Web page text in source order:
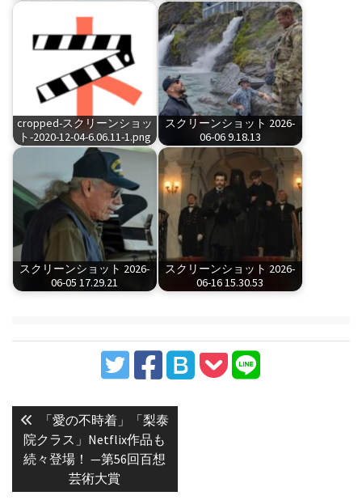
cropped-スクリーンショッ
ト-2020-12-04-6.06.11-1.png
スクリーンショット 2026-
06-06 9.18.13
スクリーンショット 2026-
06-05 17.29.21
スクリーンショット 2026-
06-16 15.30.53
稿
ナ
ビ
Previous
post:
「愛の不時着」「梨泰
院クラス」Netflix作品も
続々登場！ —第56回百想
芸術大賞